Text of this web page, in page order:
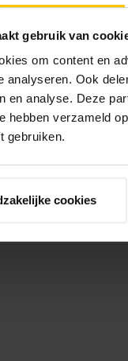
gebruik van
om content en
analyseren. Ook
en analyse. Deze
hebben verzameld
gebruiken.
cookies